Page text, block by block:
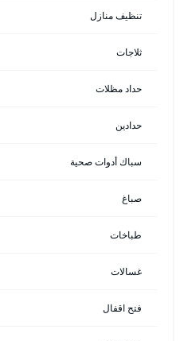
تنظيف منازل
ثلاجات
حداد مظلات
حدادين
سباك أدوات صحية
صباغ
طباخات
غسالات
فتح اقفال